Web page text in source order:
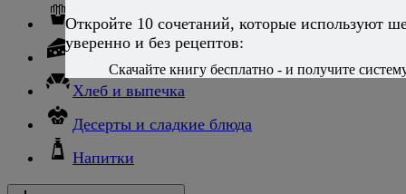
Гарниры
Сыры
Хлеб и выпечка
Десерты и сладкие блюда
Напитки
Откройте 10 сочетаний, которые используют
уверенно и без рецептов:
Скачайте книгу бесплатно - и получите